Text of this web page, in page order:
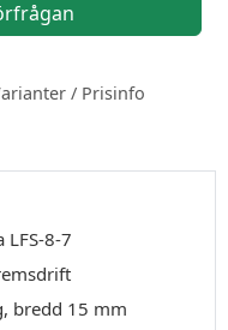
/ Prisinfo
8-7
bredd 15 mm